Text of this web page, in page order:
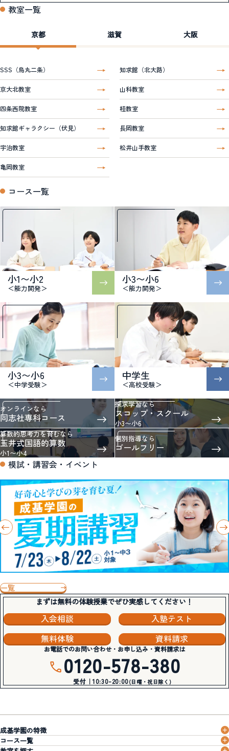
教室一覧
京都 滋賀 大阪
SSS（烏丸二条） 知求館（北大路）
京大北教室 山科教室
四条西院教室 桂教室
知求館ギャラクシー（伏見） 長岡教室
宇治教室 松井山手教室
亀岡教室
コース一覧
小1〜小2
＜能力開発＞
小3〜小6
＜能力開発＞
小3〜小6
＜中学受験＞
中学生
＜高校受験＞
オンラインなら
同志社専科コース
探求学習なら
スコップ・スクール
小3〜小6
算数的思考力を育むなら
玉井式国語的算数
小1〜小4
個別指導なら
ゴールフリー
模試・講習会・イベント
一覧
まずは無料の体験授業でぜひ実感してください！
入会相談
入塾テスト
無料体験
資料請求
お電話でのお問い合わせ・お申し込み・資料請求は
0120-578-380
受付｜10:30-20:00(日曜・祝日除く)
成基学園の特徴
コース一覧